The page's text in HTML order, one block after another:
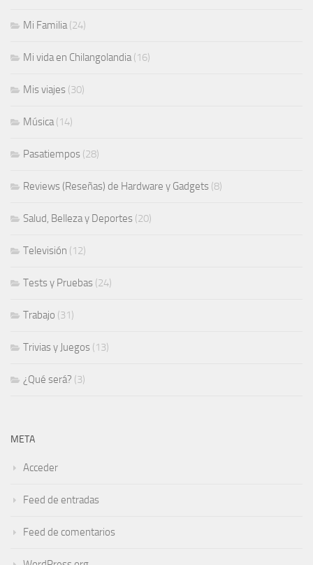
Mi Familia(24)
Mi vida en Chilangolandia(16)
Mis viajes (30)
Música(14)
Pasatiempos (28)
Reviews (Reseñas) de Hardware y Gadgets (8)
Salud, Belleza y Deportes (20)
Televisión (12)
Tests y Pruebas (24)
Trabajo (31)
Trivias y Juegos (13)
¿Qué será? (3)
META
Acceder
Feed de entradas
Feed de comentarios